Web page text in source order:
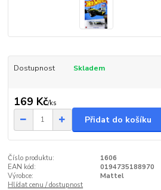
Dostupnost Skladem
169 Kč/ks
Přidat do košíku
Číslo produktu:
1606
EAN kód:
0194735188970
Výrobce:
Mattel
Hlídat cenu / dostupnost